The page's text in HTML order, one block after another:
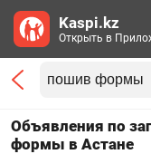
Объявления по
формы в Астане
Kaspi.kz
Открыть в